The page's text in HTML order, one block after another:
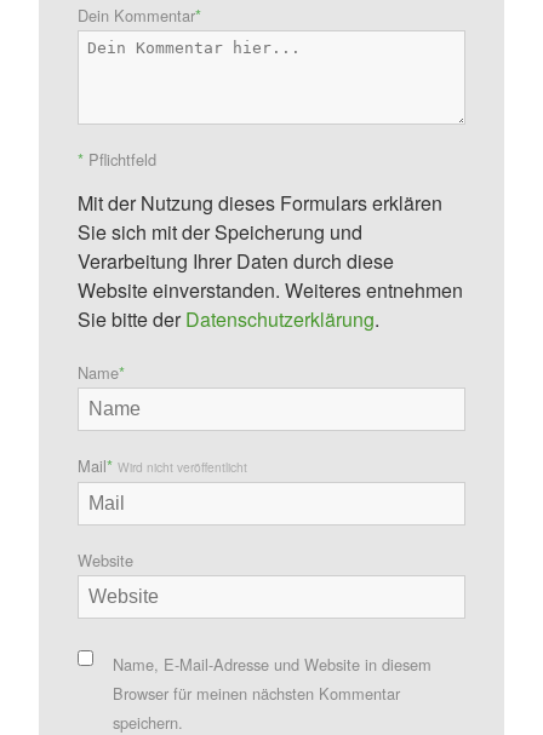
Dein Kommentar*
* Pflichtfeld
Mit der Nutzung dieses Formulars erklären
Sie sich mit der Speicherung und
Verarbeitung Ihrer Daten durch diese
Website einverstanden. Weiteres entnehmen
Sie bitte der Datenschutzerklärung.
Name*
Mail* Wird nicht veröffentlicht
Website
Name, E-Mail-Adresse und Website in diesem
Browser für meinen nächsten Kommentar
speichern.